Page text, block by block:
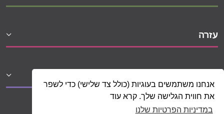
אנחנו משתמשים בעוגיות (כולל צד שלישי) כדי לשפר
את חווית הגלישה שלך. קרא עוד
במדיניות הפרטיות שלנו
עזרה